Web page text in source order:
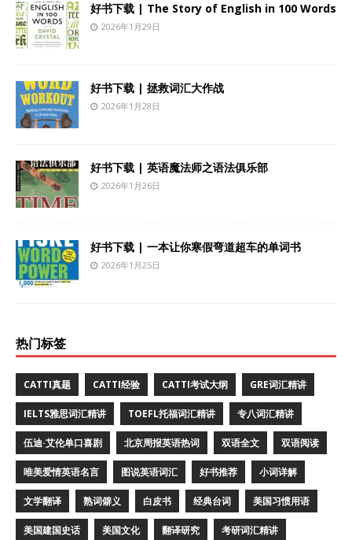
好书下载 | The Story of English in 100 Words
2026年1月29日
好书下载 | 拯救词汇大作战
2026年1月28日
好书下载 | 英语魔法师之语法俱乐部
2026年1月26日
好书下载 | 一本让你寒假弯道超车的单词书
2026年1月25日
热门标签
CATTI真题 CATTI经验 CATTI考试大纲 GRE词汇精讲
IELTS雅思词汇精讲 TOEFL托福词汇精讲 专八词汇精讲
伍迪·艾伦单口喜剧 北京周报英语热词 双语全文 双语阅读
唯美爱情英语名言 图说英语词汇 好书推荐 小词详解
文学翻译 熟词僻义 白皮书 经典台词 美国习惯用语
美国建国史话 美国文化 翻译研究 考研词汇精讲